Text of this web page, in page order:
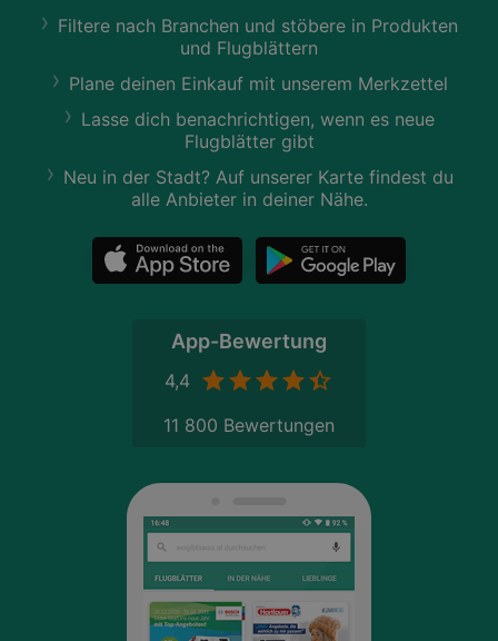
Filtere nach Branchen und stöbere in Produkten
und Flugblättern
Plane deinen Einkauf mit unserem Merkzettel
Lasse dich benachrichtigen, wenn es neue
Flugblätter gibt
Neu in der Stadt? Auf unserer Karte findest du
alle Anbieter in deiner Nähe.
App-Bewertung
4,4
11 800 Bewertungen